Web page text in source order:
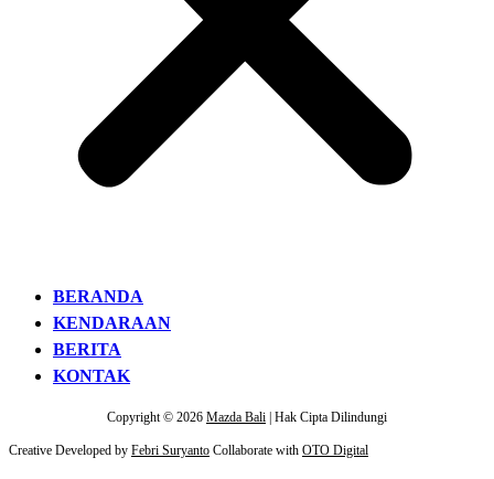
BERANDA
KENDARAAN
BERITA
KONTAK
Copyright © 2026 Mazda Bali | Hak Cipta Dilindungi
Creative Developed by Febri Suryanto Collaborate with OTO Digital